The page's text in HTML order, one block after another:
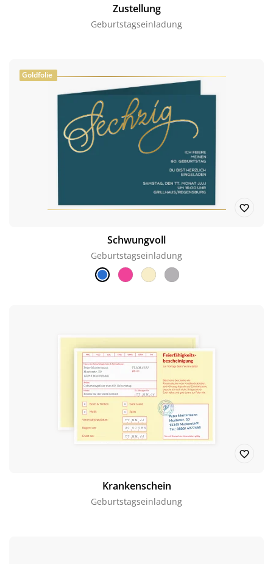
Zustellung
Geburtstagseinladung
Goldfolie
Schwungvoll
Geburtstagseinladung
Krankenschein
Geburtstagseinladung